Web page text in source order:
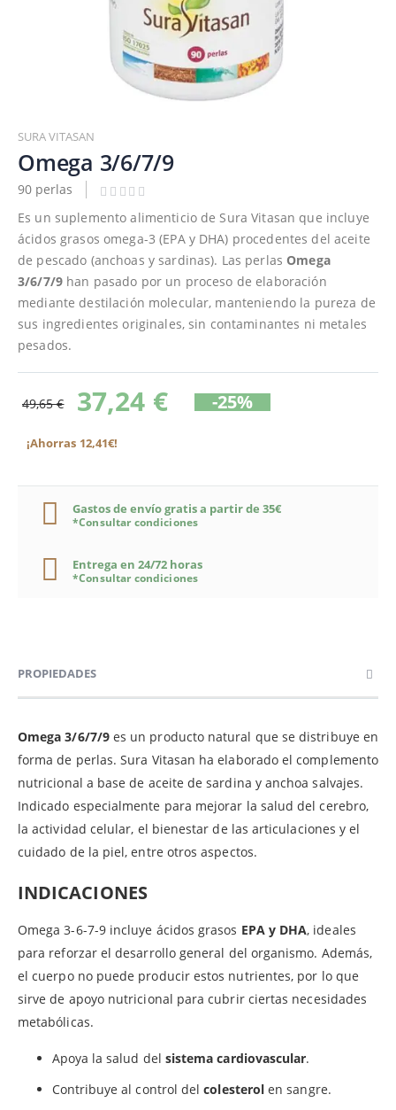
al
comienzo
de
la
galería
imágenes
SURA VITASAN
Omega 3/6/7/9
90 perlas
Es un suplemento alimenticio de Sura Vitasan que incluye
ácidos grasos omega-3 (EPA y DHA) procedentes del aceite
de pescado (anchoas y sardinas). Las perlas Omega
3/6/7/9han pasado por un proceso de elaboración
mediante destilación molecular, manteniendo la pureza de
sus ingredientes originales, sin contaminantes ni metales
pesados.
49,65 € 37,24 € -25%
¡Ahorras 12,41€!
Gastos de envío gratis a partir de 35€
*Consultar condiciones
Entrega en 24/72 horas
*Consultar condiciones
PROPIEDADES
Omega 3/6/7/9 es un producto natural que se distribuye en
forma de perlas. Sura Vitasan ha elaborado el complemento
nutricional a base de aceite de sardina y anchoa salvajes.
Indicado especialmente para mejorar la salud del cerebro,
la actividad celular, el bienestar de las articulaciones y el
cuidado de la piel, entre otros aspectos.
INDICACIONES
Omega 3-6-7-9 incluye ácidos grasos EPA y DHA, ideales
para reforzar el desarrollo general del organismo. Además,
el cuerpo no puede producir estos nutrientes, por lo que
sirve de apoyo nutricional para cubrir ciertas necesidades
metabólicas.
Apoya la salud del sistema cardiovascular.
Contribuye al control delcolesterol en sangre.